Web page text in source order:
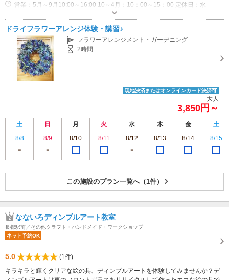
営業：5月～9月10:00～16:00 10～4月：10：00～15：00 定休日：水
ドライフラワーアレンジ体験・講習♪
フラワーアレンジメント・ガーデニング
2時間
現地決済またはオンラインカード決済可
大人
3,850円～
土 日 月 火 水 木 金
土
8/8
8/9 8/10 8/11 8/12 8/13 8/14 8/15
この施設のプラン一覧へ（1件）
なないろディンブルアート教室
長都駅前／その他クラフト・ハンドメイド・ワークショップ
ネット予約OK
5.0
(1件)
キラキラと輝くクリアな絵の具、ディンプルアートを体験してみませんか？デ